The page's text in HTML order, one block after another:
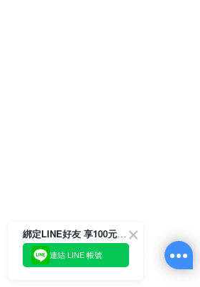
綁定LINE好友 享100元折價券
連結 LINE 帳號